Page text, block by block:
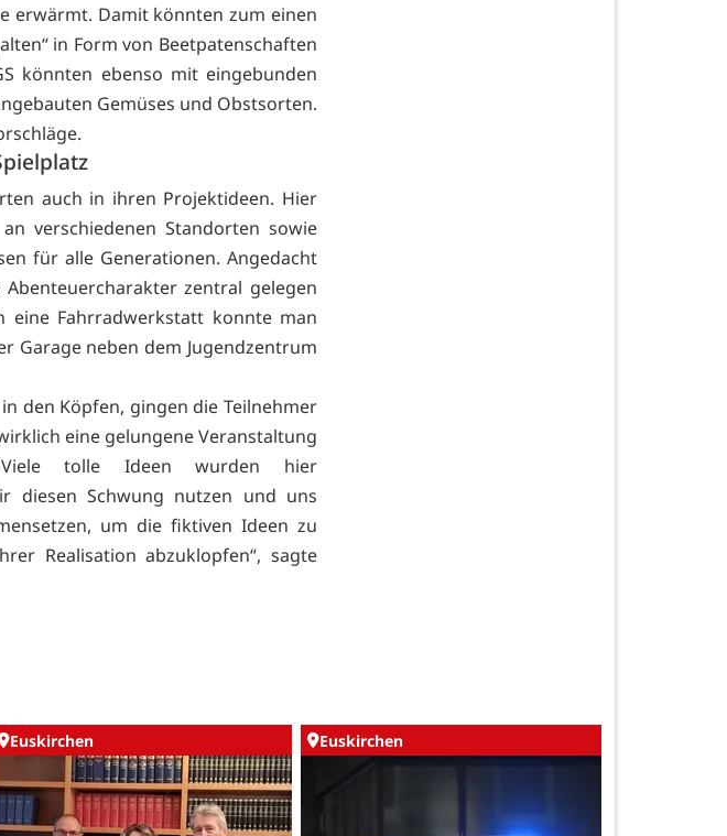
erwärmt. Damit könnten zum einen
in Form von Beetpatenschaften
könnten ebenso mit eingebunden
Gemüses und Obstsorten.
auch in ihren Projektideen. Hier
verschiedenen Standorten sowie
für alle Generationen. Angedacht
zentral gelegen
eine Fahrradwerkstatt konnte man
Garage neben dem Jugendzentrum
den Köpfen, gingen die Teilnehmer
eine gelungene Veranstaltung
tolle Ideen wurden hier
diesen Schwung nutzen und uns
um die fiktiven Ideen zu
Realisation abzuklopfen“, sagte
Euskirchen Euskirchen